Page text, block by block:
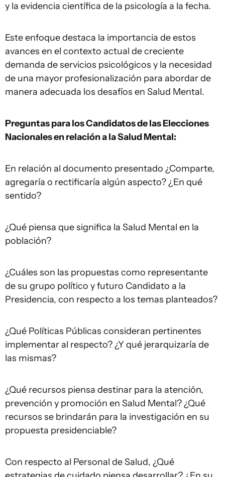
y la evidencia científica de la psicología a la fecha.
Este enfoque destaca la importancia de estos
avances en el contexto actual de creciente
demanda de servicios psicológicos y la necesidad
de una mayor profesionalización para abordar de
manera adecuada los desafíos en Salud Mental.
Preguntas para los Candidatos de las Elecciones
Nacionales en relación a la Salud Mental:
En relación al documento presentado ¿Comparte,
agregaría o rectificaría algún aspecto? ¿En qué
sentido?
¿Qué piensa que significa la Salud Mental en la
población?
¿Cuáles son las propuestas como representante
de su grupo político y futuro Candidato a la
Presidencia, con respecto a los temas planteados?
¿Qué Políticas Públicas consideran pertinentes
implementar al respecto? ¿Y qué jerarquizaría de
las mismas?
¿Qué recursos piensa destinar para la atención,
prevención y promoción en Salud Mental? ¿Qué
recursos se brindarán para la investigación en su
propuesta presidenciable?
Con respecto al Personal de Salud, ¿Qué